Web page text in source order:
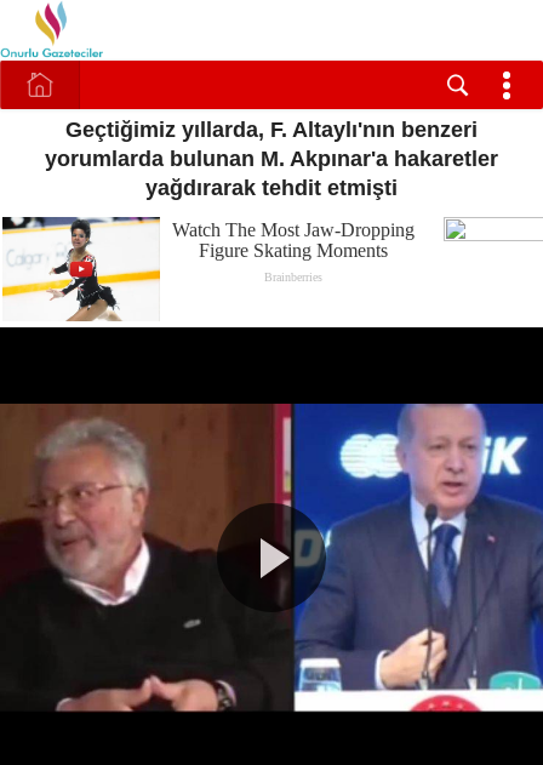
Geçtiğimiz yıllarda, F. Altaylı'nın benzeri
yorumlarda bulunan M. Akpınar'a hakaretler
yağdırarak tehdit etmişti